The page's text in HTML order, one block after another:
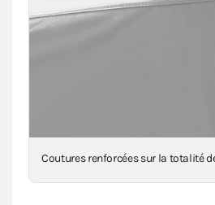
Renforts au niveau des angles,